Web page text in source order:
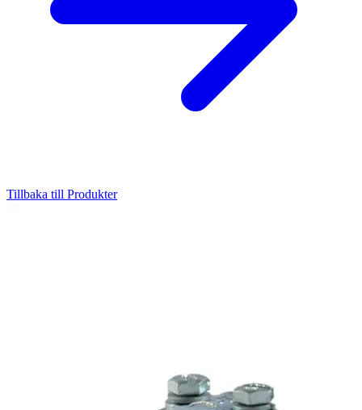
Tillbaka till Produkter